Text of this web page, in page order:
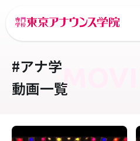
#アナ学
動画一覧MOVIE